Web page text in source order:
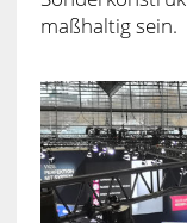
maßhaltig sein.